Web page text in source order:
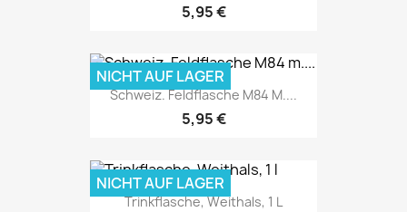
5,95 €
Schweiz. Feldflasche M84 M....
5,95 €
NICHT AUF LAGER
Trinkflasche, Weithals, 1 L
NICHT AUF LAGER